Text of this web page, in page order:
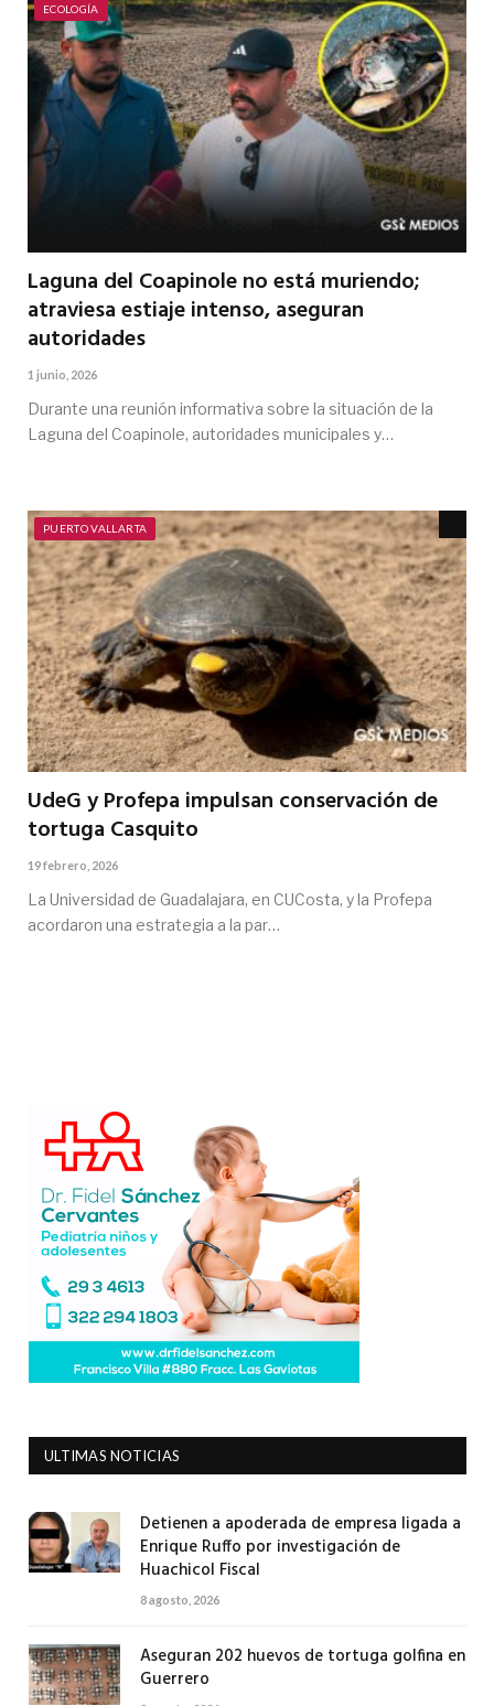
ECOLOGÍA
Laguna del Coapinole no está muriendo;
atraviesa estiaje intenso, aseguran
autoridades
1 junio, 2026
Durante una reunión informativa sobre la situación de la
Laguna del Coapinole, autoridades municipales y…
PUERTO VALLARTA
UdeG y Profepa impulsan conservación de
tortuga Casquito
19 febrero, 2026
La Universidad de Guadalajara, en CUCosta, y la Profepa
acordaron una estrategia a la par…
ULTIMAS NOTICIAS
Detienen a apoderada de empresa ligada a
Enrique Ruffo por investigación de
Huachicol Fiscal
8 agosto, 2026
Aseguran 202 huevos de tortuga golfina en
Guerrero